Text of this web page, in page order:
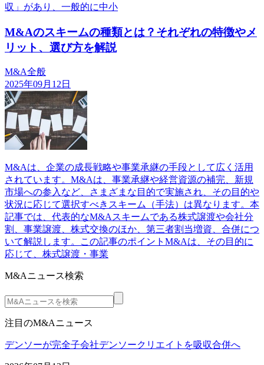
収」があり、一般的に中小
M&Aのスキームの種類とは？それぞれの特徴やメ
リット、選び方を解説
M&A全般
2025年09月12日
M&Aは、企業の成長戦略や事業承継の手段として広く活用
されています。M&Aは、事業承継や経営資源の補完、新規
市場への参入など、さまざまな目的で実施され、その目的や
状況に応じて選択すべきスキーム（手法）は異なります。本
記事では、代表的なM&Aスキームである株式譲渡や会社分
割、事業譲渡、株式交換のほか、第三者割当増資、合併につ
いて解説します。この記事のポイントM&Aは、その目的に
応じて、株式譲渡・事業
M&Aニュース検索
注目のM&Aニュース
デンソーが完全子会社デンソークリエイトを吸収合併へ